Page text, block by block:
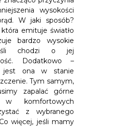
wysokości
W jaki sposób?
emituje światło
bardzo wysokie
chodzi o jej
Dodatkowo –
jest ona w stanie
Tym samym,
zapalać górne
komfortowych
z wybranego
więcej, jeśli mamy